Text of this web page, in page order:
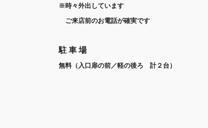
※時々外出しています
ご来店前のお電話が確実です
駐 車 場
無料（入口扉の前／軽の後ろ 計２台）